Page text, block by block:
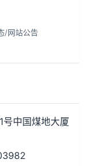
/网站公告
中国煤地大厦